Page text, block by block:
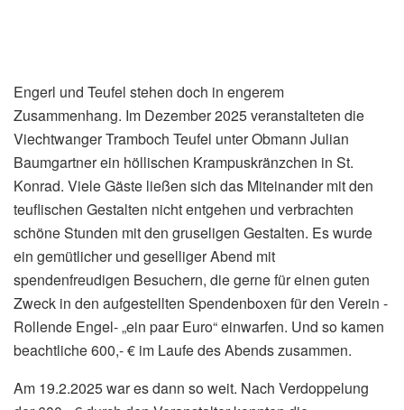
Engerl und Teufel stehen doch in engerem
Zusammenhang. Im Dezember 2025 veranstalteten die
Viechtwanger Tramboch Teufel unter Obmann Julian
Baumgartner ein höllischen Krampuskränzchen in St.
Konrad. Viele Gäste ließen sich das Miteinander mit den
teuflischen Gestalten nicht entgehen und verbrachten
schöne Stunden mit den gruseligen Gestalten. Es wurde
ein gemütlicher und geselliger Abend mit
spendenfreudigen Besuchern, die gerne für einen guten
Zweck in den aufgestellten Spendenboxen für den Verein -
Rollende Engel-„ein paar Euro“ einwarfen. Und so kamen
beachtliche 600,- € im Laufe des Abends zusammen.
Am 19.2.2025 war es dann so weit. Nach Verdoppelung